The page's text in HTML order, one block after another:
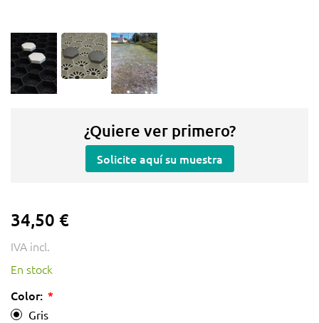
¿Quiere ver primero?
Solicite aquí su muestra
34,50 €
IVA incl.
En stock
Color:
Gris